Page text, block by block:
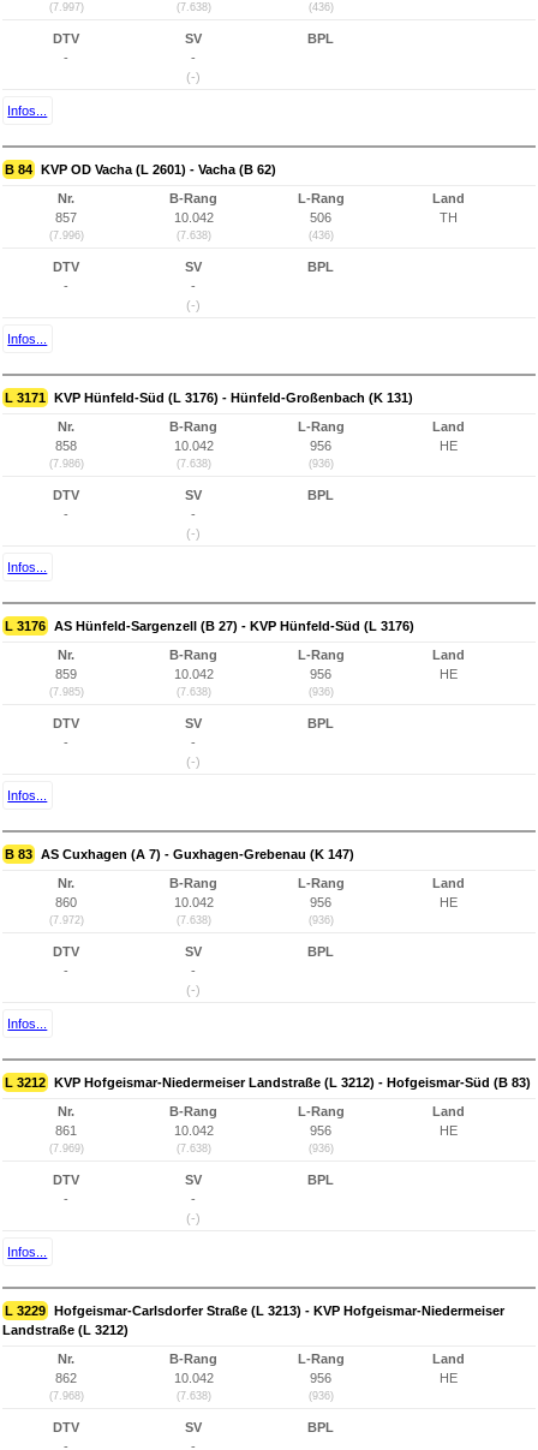
(7.997) (7.638) (436)
DTV
-
SV
-
(-)
BPL
Infos...
B 84 KVP OD Vacha (L 2601) - Vacha (B 62)
Nr.
857
(7.996)
B-Rang
10.042
(7.638)
L-Rang
506
(436)
Land
TH
DTV
-
SV
-
(-)
BPL
Infos...
L 3171 KVP Hünfeld-Süd (L 3176) - Hünfeld-Großenbach (K 131)
Nr.
858
(7.986)
B-Rang
10.042
(7.638)
L-Rang
956
(936)
Land
HE
DTV
-
SV
-
(-)
BPL
Infos...
L 3176 AS Hünfeld-Sargenzell (B 27) - KVP Hünfeld-Süd (L 3176)
Nr.
859
(7.985)
B-Rang
10.042
(7.638)
L-Rang
956
(936)
Land
HE
DTV
-
SV
-
(-)
BPL
Infos...
B 83 AS Cuxhagen (A 7) - Guxhagen-Grebenau (K 147)
Nr.
860
(7.972)
B-Rang
10.042
(7.638)
L-Rang
956
(936)
Land
HE
DTV
-
SV
-
(-)
BPL
Infos...
L 3212 KVP Hofgeismar-Niedermeiser Landstraße (L 3212) - Hofgeismar-Süd (B 83)
Nr.
861
(7.969)
B-Rang
10.042
(7.638)
L-Rang
956
(936)
Land
HE
DTV
-
SV
-
(-)
BPL
Infos...
L 3229 Hofgeismar-Carlsdorfer Straße (L 3213) - KVP Hofgeismar-Niedermeiser
Landstraße (L 3212)
Nr.
862
(7.968)
B-Rang
10.042
(7.638)
L-Rang
956
(936)
Land
HE
DTV
-
SV
-
BPL